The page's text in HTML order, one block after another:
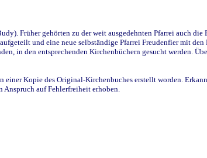
Früher gehörten zu der weit ausgedehnten Pfarrei auch
und eine neue selbständige Pfarrei Freudenfier mit
in den entsprechenden Kirchenbüchern gesucht werden.
Kopie des Original-Kirchenbuches erstellt worden.
auf Fehlerfreiheit erhoben.